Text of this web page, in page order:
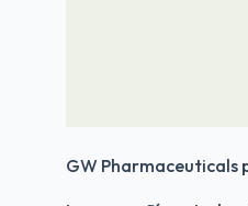
GW Pharmaceuticals